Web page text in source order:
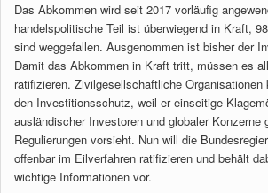
Das Abkommen wird seit 2017 vorläufig
handelspolitische Teil ist überwiegend in Kraft,
sind weggefallen. Ausgenommen ist bisher der
Damit das Abkommen in Kraft tritt, müssen es
ratifizieren. Zivilgesellschaftliche Organisationen
den Investitionsschutz, weil er einseitige
ausländischer Investoren und globaler Konzerne
Regulierungen vorsieht. Nun will die
offenbar im Eilverfahren ratifizieren und behält
wichtige Informationen vor.